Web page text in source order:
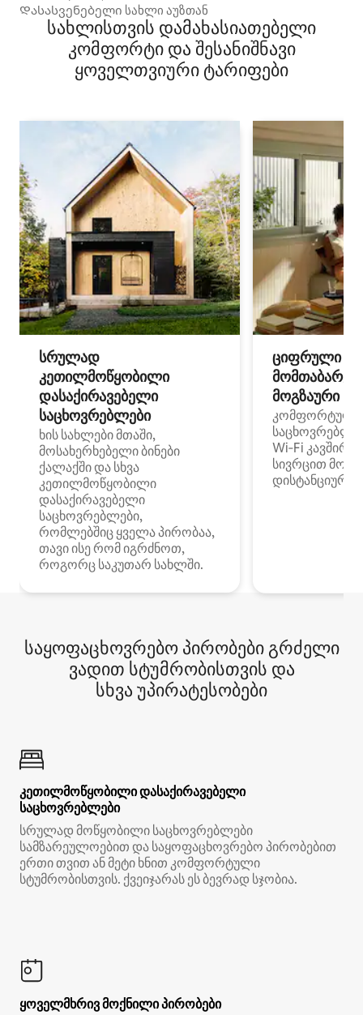
Დასასვენებელი სახლი აუზთან
სახლისთვის დამახასიათებელი
კომფორტი და შესანიშნავი
ყოველთვიური ტარიფები
სრულად
კეთილმოწყობილი
დასაქირავებელი
საცხოვრებლები
ხის სახლები მთაში,
მოსახერხებელი ბინები
ქალაქში და სხვა
კეთილმოწყობილი
დასაქირავებელი
საცხოვრებლები,
რომლებშიც ყველა პირობაა,
თავი ისე რომ იგრძნოთ,
როგორც საკუთარ სახლში.
ციფრული
მოგზაური
კომფორტული
Wi‑Fi
სივრცით
დისტანციური
საყოფაცხოვრებო პირობები გრძელი
ვადით სტუმრობისთვის და
სხვა უპირატესობები
კეთილმოწყობილი დასაქირავებელი
საცხოვრებლები
სრულად მოწყობილი საცხოვრებლები
სამზარეულოებით და საყოფაცხოვრებო პირობებით
ერთი თვით ან მეტი ხნით კომფორტული
სტუმრობისთვის. ქვეიჯარას ეს ბევრად სჯობია.
ყოველმხრივ მოქნილი პირობები